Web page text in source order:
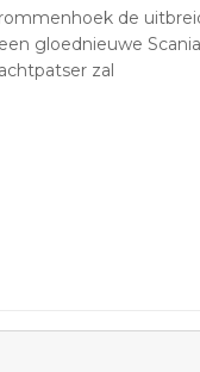
de
gloednieuwe
zal